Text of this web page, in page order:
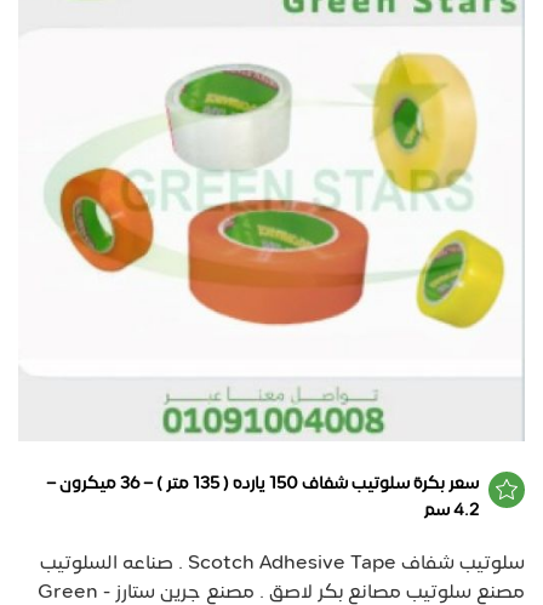
سعر بكرة سلوتيب شفاف 150 يارده ( 135 متر ) – 36 ميكرون –
4.2 سم
سلوتيب شفاف Scotch Adhesive Tape . صناعه السلوتيب
مصنع سلوتيب مصانع بكر لاصق . مصنع جرين ستارز - Green